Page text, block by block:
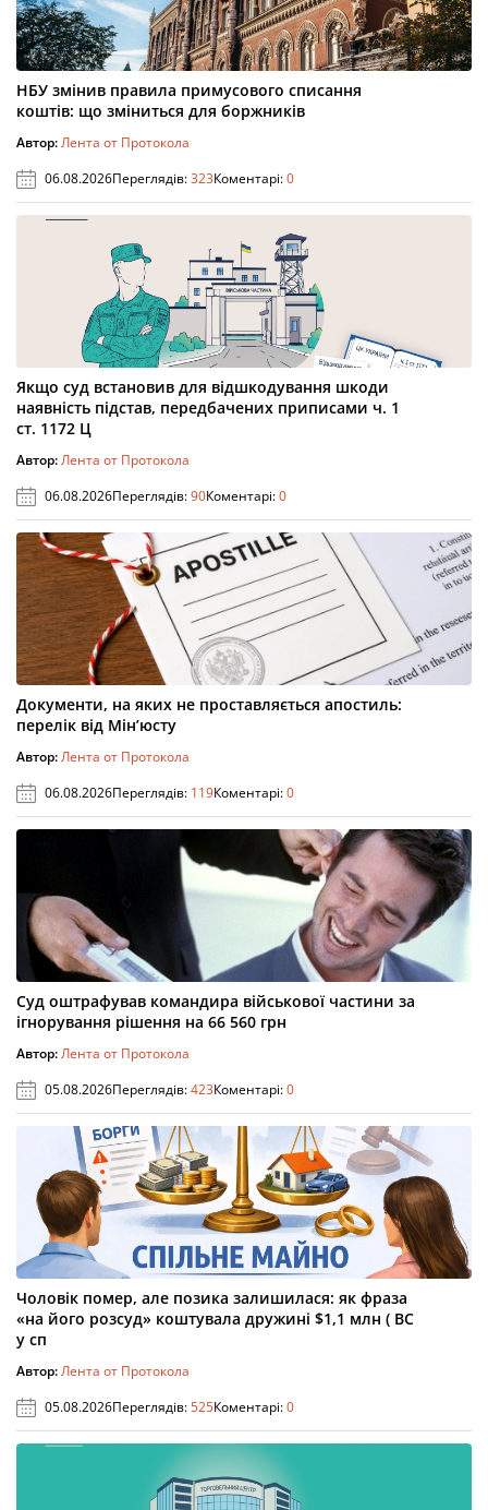
НБУ змінив правила примусового списання
коштів: що зміниться для боржників
Автор:Лента от Протокола
06.08.2026Переглядів:323Коментарі:0
Якщо суд встановив для відшкодування шкоди
наявність підстав, передбачених приписами ч. 1
ст. 1172 Ц
Автор:Лента от Протокола
06.08.2026Переглядів:90Коментарі:0
Документи, на яких не проставляється апостиль:
перелік від Мін’юсту
Автор:Лента от Протокола
06.08.2026Переглядів: 119Коментарі:0
Суд оштрафував командира військової частини за
ігнорування рішення на 66 560 грн
Автор:Лента от Протокола
05.08.2026Переглядів:423Коментарі:0
Чоловік помер, але позика залишилася: як фраза
«на його розсуд» коштувала дружині $1,1 млн ( ВС
у сп
Автор:Лента от Протокола
05.08.2026Переглядів:525Коментарі:0